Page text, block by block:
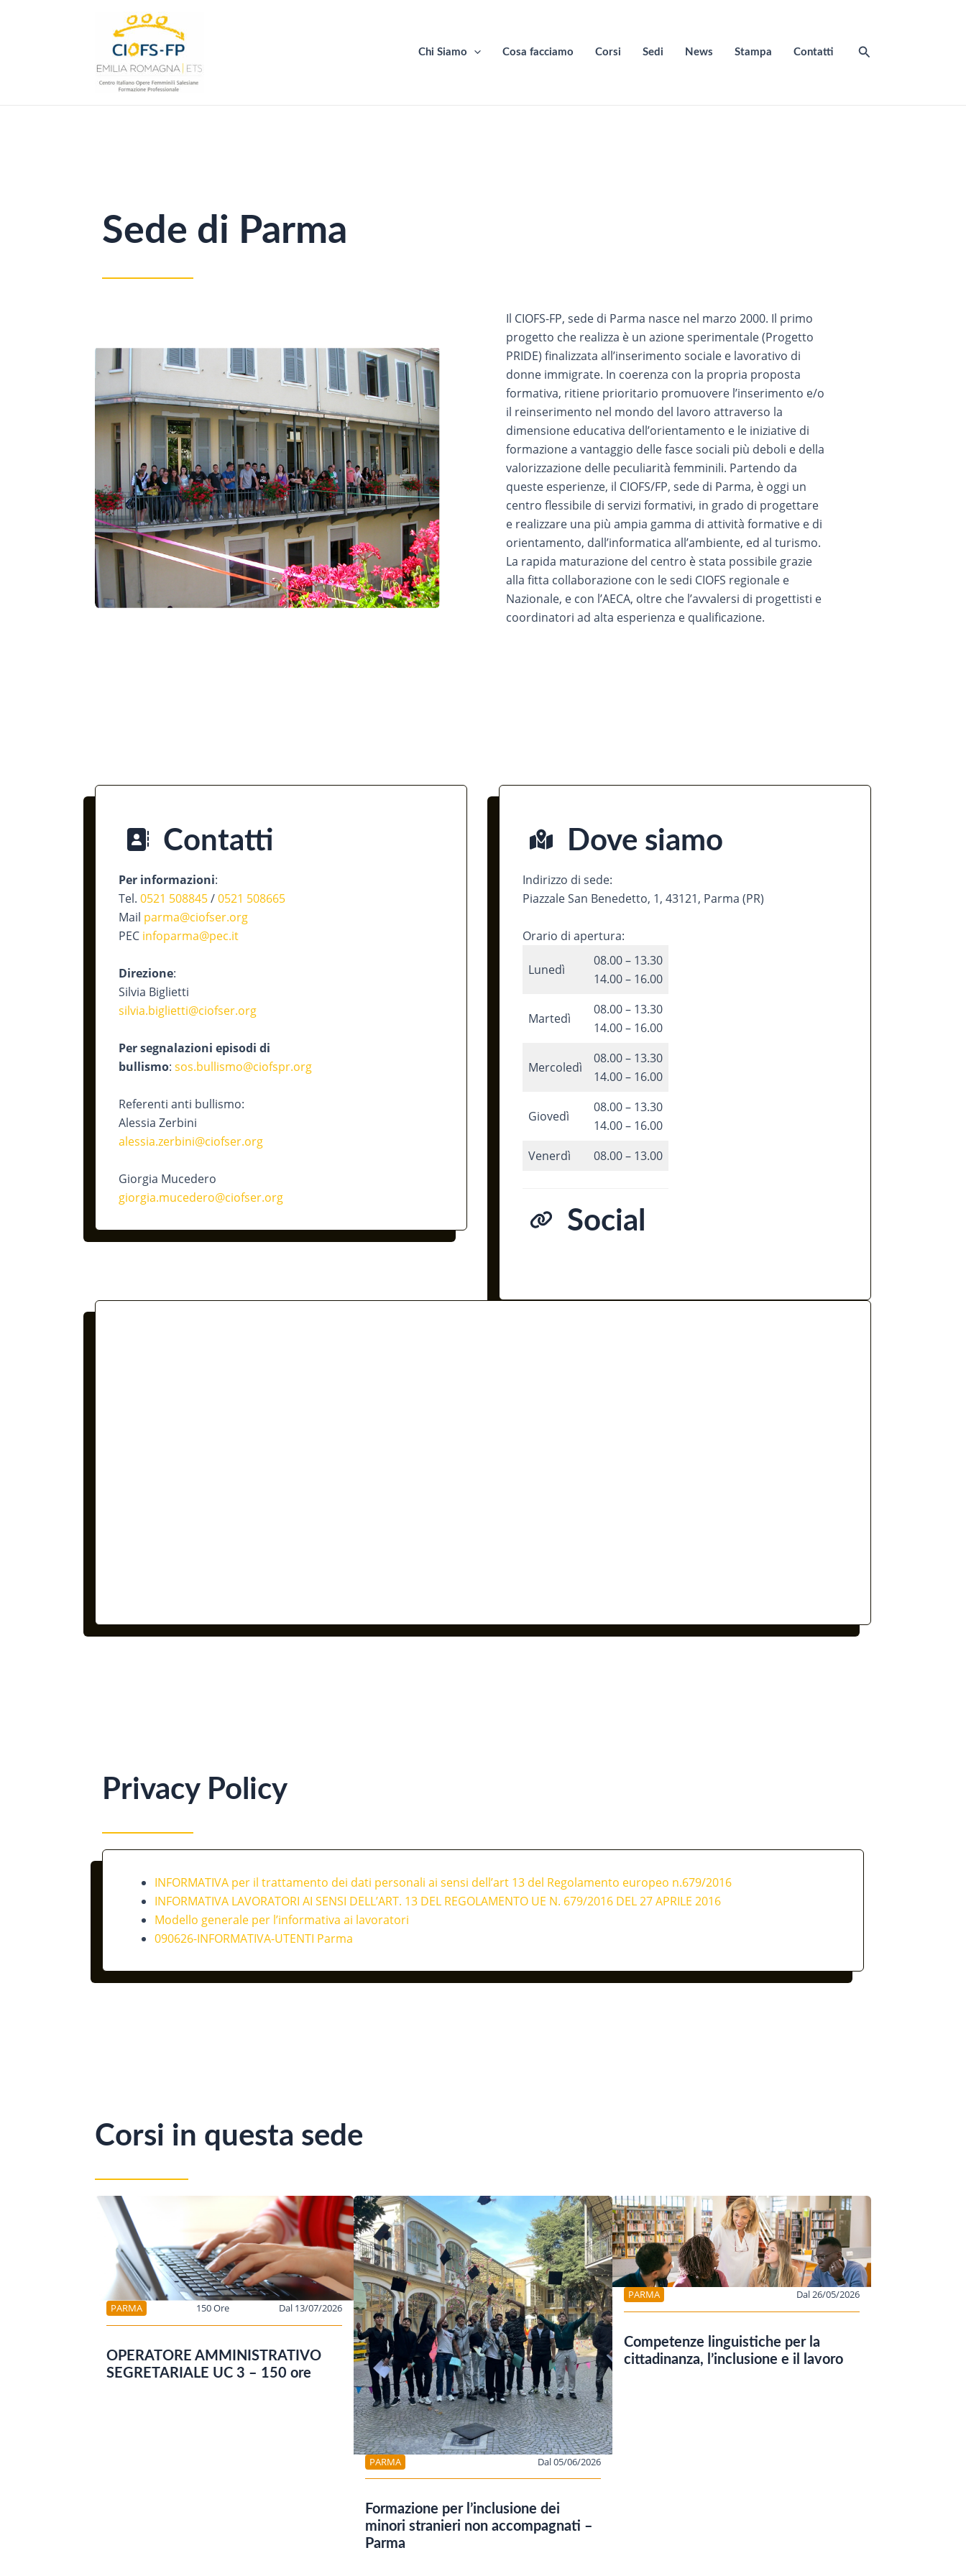
Chi Siamo Cosa facciamo Corsi Sedi News Stampa Contatti Cerca
Sede di Parma
Il CIOFS-FP, sede di Parma nasce nel marzo 2000. Il primo
progetto che realizza è un azione sperimentale (Progetto
PRIDE) finalizzata all’inserimento sociale e lavorativo di
donne immigrate. In coerenza con la propria proposta
formativa, ritiene prioritario promuovere l’inserimento e/o
il reinserimento nel mondo del lavoro attraverso la
dimensione educativa dell’orientamento e le iniziative di
formazione a vantaggio delle fasce sociali più deboli e della
valorizzazione delle peculiarità femminili. Partendo da
queste esperienze, il CIOFS/FP, sede di Parma, è oggi un
centro flessibile di servizi formativi, in grado di progettare
e realizzare una più ampia gamma di attività formative e di
orientamento, dall’informatica all’ambiente, ed al turismo.
La rapida maturazione del centro è stata possibile grazie
alla fitta collaborazione con le sedi CIOFS regionale e
Nazionale, e con l’AECA, oltre che l’avvalersi di progettisti e
coordinatori ad alta esperienza e qualificazione.
Contatti
Per informazioni:
Tel. 0521 508845/0521 508665
Mail parma@ciofser.org
PEC infoparma@pec.it
Direzione:
Silvia Biglietti
silvia.biglietti@ciofser.org
Per segnalazioni episodi di
bullismo: sos.bullismo@ciofspr.org
Referenti anti bullismo:
Alessia Zerbini
alessia.zerbini@ciofser.org
Giorgia Mucedero
giorgia.mucedero@ciofser.org
Dove siamo
Indirizzo di sede:
Piazzale San Benedetto, 1, 43121, Parma (PR)
Orario di apertura:
Lunedì
08.00 – 13.30
14.00 – 16.00
Martedì
08.00 – 13.30
14.00 – 16.00
Mercoledì
08.00 – 13.30
14.00 – 16.00
Giovedì
08.00 – 13.30
14.00 – 16.00
Venerdì
08.00 – 13.00
Social
Privacy Policy
INFORMATIVA per il trattamento dei dati personali ai sensi dell’art 13 del Regolamento europeo n.679/2016
INFORMATIVA LAVORATORI AI SENSI DELL’ART. 13 DEL REGOLAMENTO UE N. 679/2016 DEL 27 APRILE 2016
Modello generale per l’informativa ai lavoratori
090626-INFORMATIVA-UTENTI Parma
Corsi in questa sede
PARMA 150 Ore Dal 13/07/2026
OPERATORE AMMINISTRATIVO
SEGRETARIALE UC 3 – 150 ore
PARMA Dal 05/06/2026
Formazione per l’inclusione dei
minori stranieri non accompagnati –
Parma
PARMA Dal 26/05/2026
Competenze linguistiche per la
cittadinanza, l’inclusione e il lavoro